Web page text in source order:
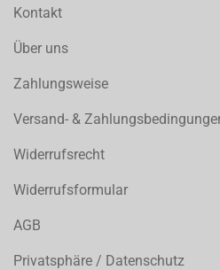
Kontakt
Über uns
Zahlungsweise
Versand- &
Widerrufsrecht
Widerrufsformular
AGB
Privatsphäre / Datenschutz